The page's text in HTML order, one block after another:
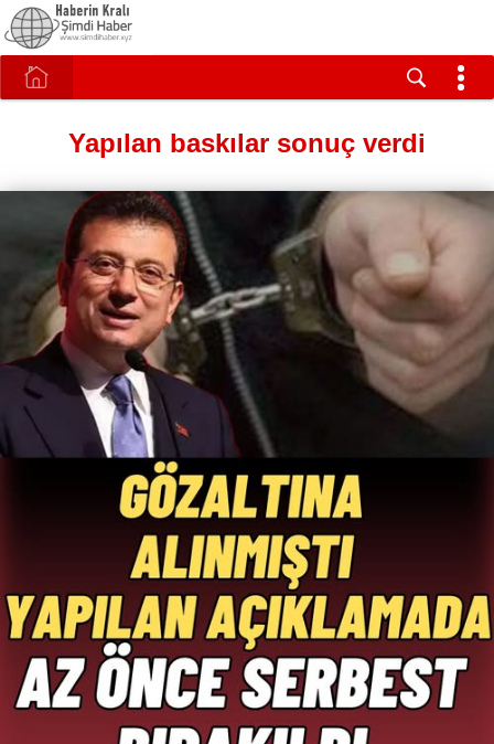
Yapılan baskılar sonuç verdi